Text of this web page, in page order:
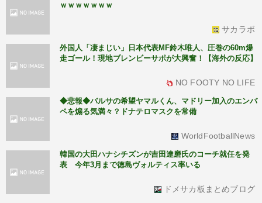
ｗｗｗｗｗｗｗ
サカラボ
外国人「凄まじい」日本代表MF鈴木唯人、圧巻の60m爆
走ゴール！現地ブレンビーサポが大興奮！【海外の反応】
NO FOOTY NO LIFE
◆悲報◆バルサの希望ヤマルくん、マドリー加入のエンバ
ペを煽る気満々？ドナテロマスクを常備
WorldFootballNews
韓国の大田ハナシチズンが吉田達磨氏のコーチ就任を発
表 今年3月まで徳島ヴォルティス率いる
ドメサカ板まとめブログ